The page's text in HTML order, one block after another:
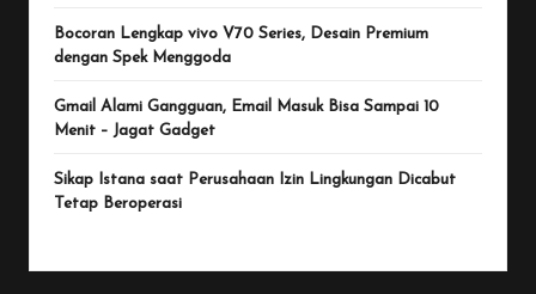
Bocoran Lengkap vivo V70 Series, Desain Premium
dengan Spek Menggoda
Gmail Alami Gangguan, Email Masuk Bisa Sampai 10
Menit – Jagat Gadget
Sikap Istana saat Perusahaan Izin Lingkungan Dicabut
Tetap Beroperasi